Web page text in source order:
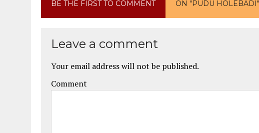
BE THE FIRST TO COMMENT ON "PUDU HOLEBADI"
Leave a comment
Your email address will not be published.
Comment